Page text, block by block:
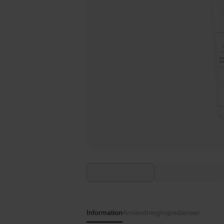
InformationAnvändning Ingredienser